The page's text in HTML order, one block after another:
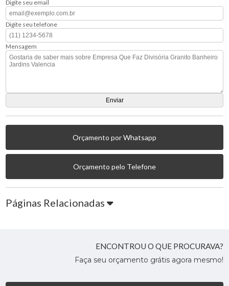
Digite seu email
Digite seu telefone
Mensagem
Orçamento por Whatsapp
Orçamento pelo Telefone
Páginas Relacionadas
ENCONTROU O QUE PROCURAVA?
Faça seu orçamento grátis agora mesmo!